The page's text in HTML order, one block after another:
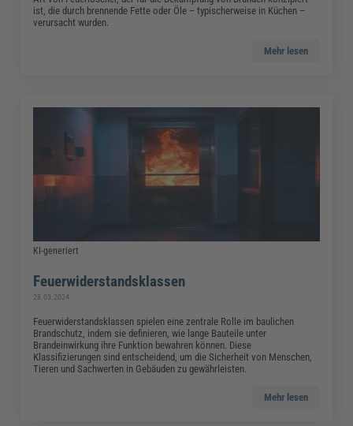
ist, die durch brennende Fette oder Öle – typischerweise in Küchen –
verursacht wurden.
Mehr lesen
KI-generiert
Feuerwiderstandsklassen
28.03.2024
Feuerwiderstandsklassen spielen eine zentrale Rolle im baulichen
Brandschutz, indem sie definieren, wie lange Bauteile unter
Brandeinwirkung ihre Funktion bewahren können. Diese
Klassifizierungen sind entscheidend, um die Sicherheit von Menschen,
Tieren und Sachwerten in Gebäuden zu gewährleisten.
Mehr lesen